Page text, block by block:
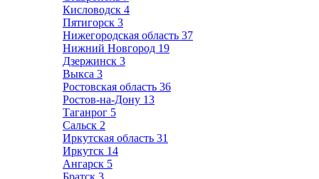
Кисловодск 4
Пятигорск 3
Нижегородская область 37
Нижний Новгород 19
Дзержинск 3
Выкса 3
Ростовская область 36
Ростов-на-Дону 13
Таганрог 5
Сальск 2
Иркутская область 31
Иркутск 14
Ангарск 5
Братск 3